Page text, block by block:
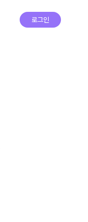
로그인